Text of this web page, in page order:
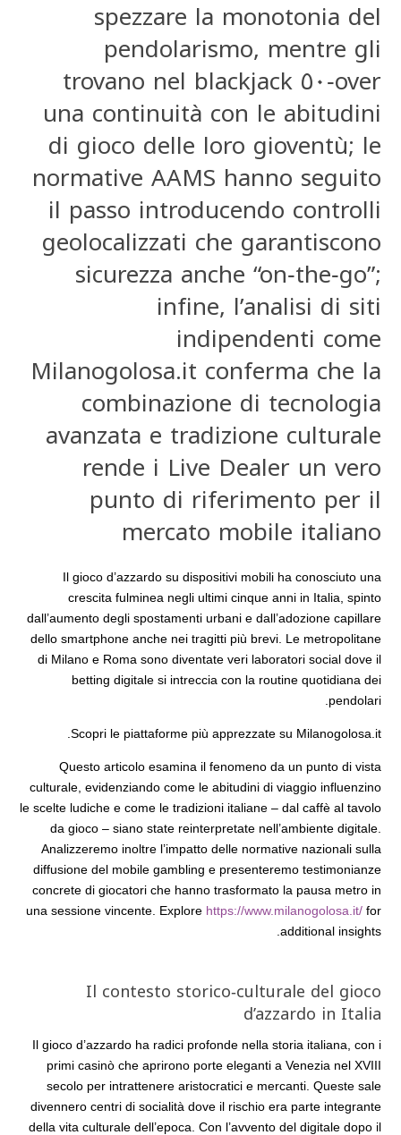
spezzare la monotonia del
pendolarismo, mentre gli
over‑٥٠ trovano nel blackjack
una continuità con le abitudini
di gioco delle loro gioventù; le
normative AAMS hanno seguito
il passo introducendo controlli
geolocalizzati che garantiscono
sicurezza anche “on‑the‑go”;
infine, l’analisi di siti
indipendenti come
Milanogolosa.it conferma che la
combinazione di tecnologia
avanzata e tradizione culturale
rende i Live Dealer un vero
punto di riferimento per il
mercato mobile italiano
Il gioco d’azzardo su dispositivi mobili ha conosciuto una
crescita fulminea negli ultimi cinque anni in Italia, spinto
dall’aumento degli spostamenti urbani e dall’adozione capillare
dello smartphone anche nei tragitti più brevi. Le metropolitane
di Milano e Roma sono diventate veri laboratori social dove il
betting digitale si intreccia con la routine quotidiana dei
pendolari.
Scopri le piattaforme più apprezzate su Milanogolosa.it.
Questo articolo esamina il fenomeno da un punto di vista
culturale, evidenziando come le abitudini di viaggio influenzino
le scelte ludiche e come le tradizioni italiane – dal caffè al tavolo
da gioco – siano state reinterpretate nell’ambiente digitale.
Analizzeremo inoltre l’impatto delle normative nazionali sulla
diffusione del mobile gambling e presenteremo testimonianze
concrete di giocatori che hanno trasformato la pausa metro in
una sessione vincente. Explore https://www.milanogolosa.it/ for
additional insights.
Il contesto storico‑culturale del gioco
d’azzardo in Italia
Il gioco d’azzardo ha radici profonde nella storia italiana, con i
primi casinò che aprirono porte eleganti a Venezia nel XVIII
secolo per intrattenere aristocratici e mercanti. Queste sale
divennero centri di socialità dove il rischio era parte integrante
della vita culturale dell’epoca. Con l’avvento del digitale dopo il